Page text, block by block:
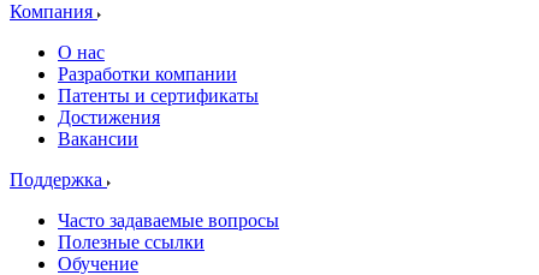
Компания
О нас
Разработки компании
Патенты и сертификаты
Достижения
Вакансии
Поддержка
Часто задаваемые вопросы
Полезные ссылки
Обучение